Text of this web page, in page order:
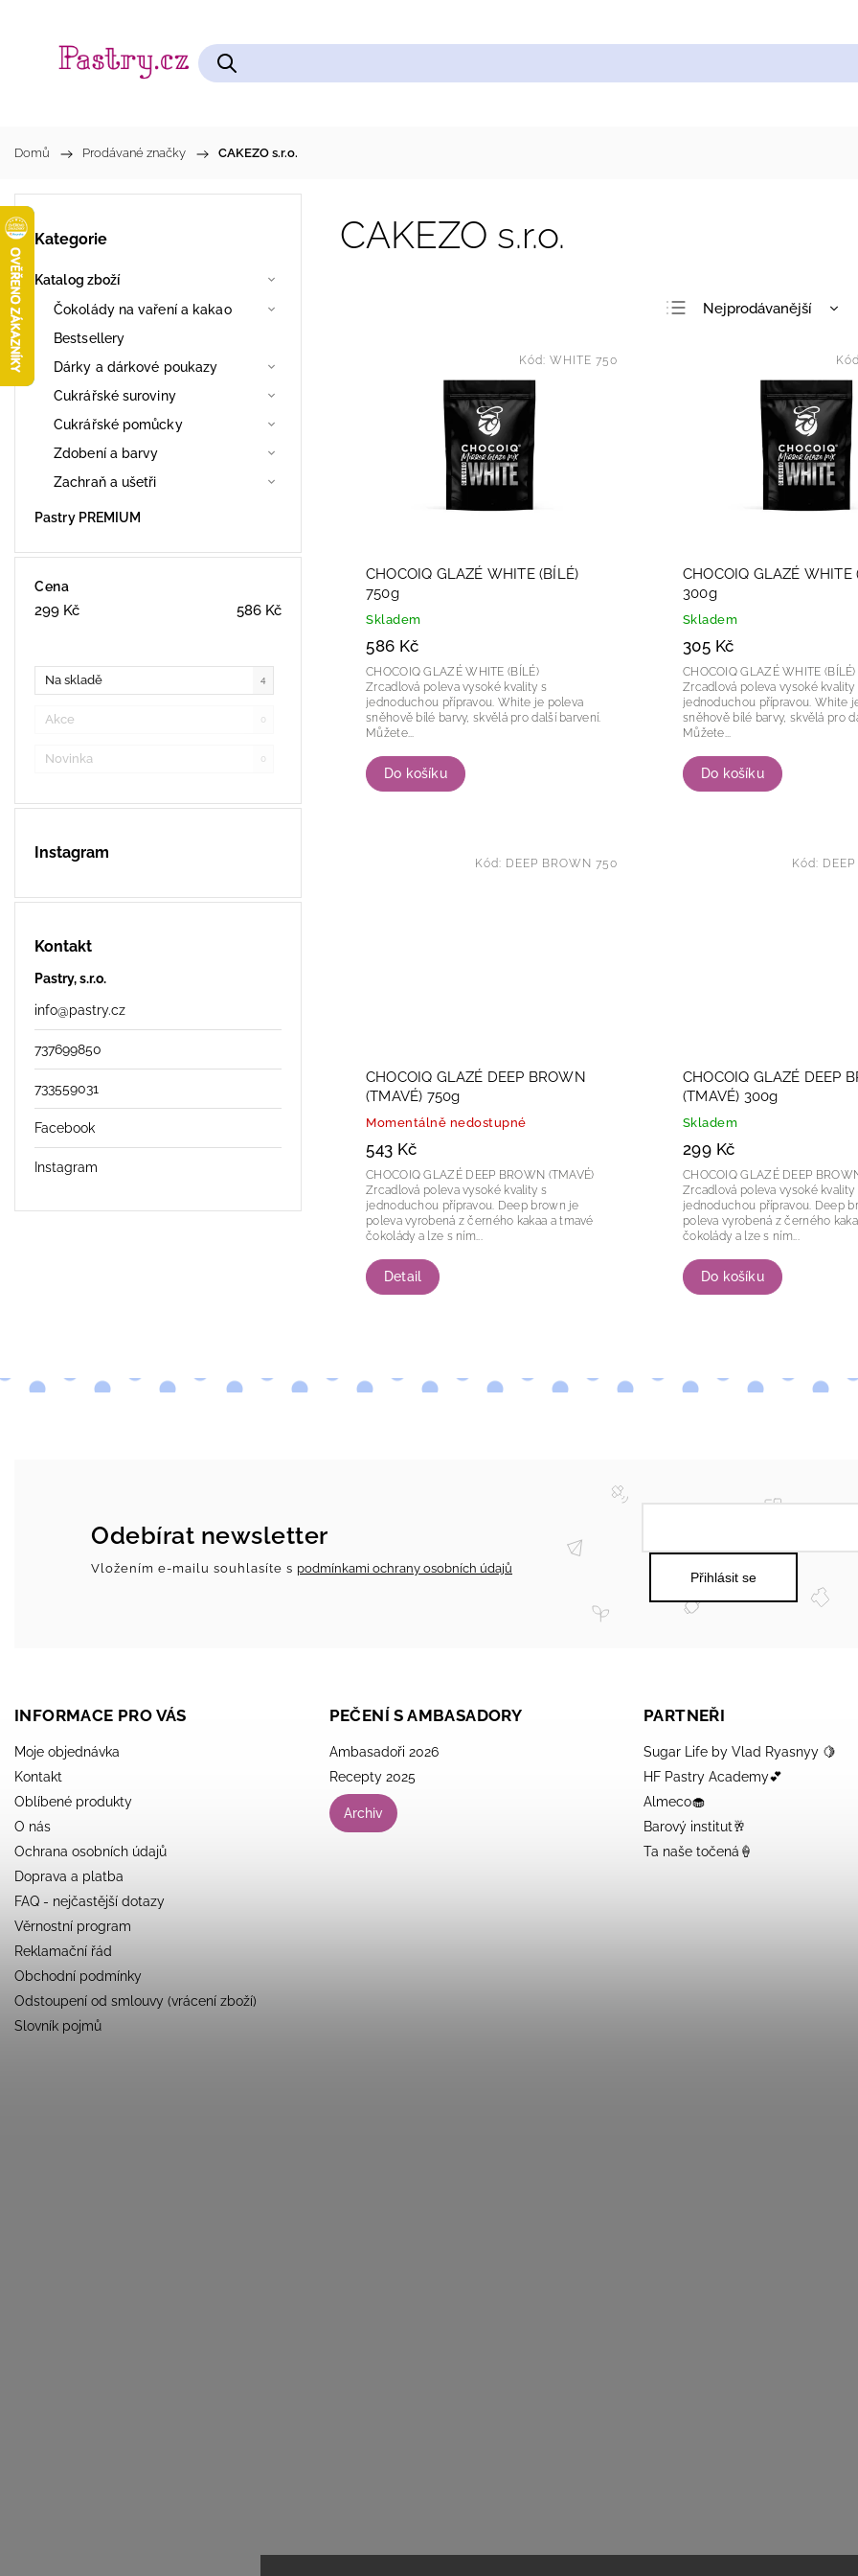
Domů / Prodávané značky / CAKEZO s.r.o.
Kategorie
Katalog zboží
Čokolády na vaření a kakao
Bestsellery
Dárky a dárkové poukazy
Cukrářské suroviny
Cukrářské pomůcky
Zdobení a barvy
Zachraň a ušetři
Pastry PREMIUM
Cena
299 Kč 586 Kč
Na skladě 4
Akce 0
Novinka 0
Instagram
Kontakt
Pastry, s.r.o.
info@pastry.cz
737699850
733559031
Facebook
Instagram
CAKEZO s.r.o.
Nejprodávanější
Abecedně
CHOCOIQ GLAZÉ WHITE (BÍLÉ)
750g
Skladem
586 Kč
Do košíku
CHOCOIQ GLAZÉ WHITE (BÍLÉ)
Zrcadlová poleva vysoké kvality s
jednoduchou přípravou. White je poleva
sněhově bílé barvy, skvělá pro další barvení.
Můžete...
Kód: WHITE 750
CHOCOIQ GLAZÉ WHITE
300g
Skladem
305 Kč
Do košíku
CHOCOIQ GLAZÉ WHITE (BÍLÉ)
Zrcadlová poleva vysoké kvality
jednoduchou přípravou. White je poleva
sněhově bílé barvy, skvělá pro
Můžete...
CHOCOIQ GLAZÉ DEEP BROWN
(TMAVÉ) 750g
Momentálně nedostupné
543 Kč
Detail
CHOCOIQ GLAZÉ DEEP BROWN (TMAVÉ)
Zrcadlová poleva vysoké kvality s
jednoduchou přípravou. Deep brown je
poleva vyrobená z černého kakaa a tmavé
čokolády a lze s ním...
Kód: DEEP BROWN 750
CHOCOIQ GLAZÉ DEEP
(TMAVÉ) 300g
Skladem
299 Kč
Do košíku
CHOCOIQ GLAZÉ DEEP
Zrcadlová poleva vysoké kvality
jednoduchou přípravou. Deep brown je
poleva vyrobená z černého
čokolády a lze s ním...
Kód:
Odebírat newsletter
Vložením e-mailu souhlasíte s podmínkami ochrany osobních údajů
Přihlásit se
INFORMACE PRO VÁS
Moje objednávka
Kontakt
Oblíbené produkty
O nás
Ochrana osobních údajů
Doprava a platba
FAQ - nejčastější dotazy
Věrnostní program
Reklamační řád
Obchodní podmínky
Odstoupení od smlouvy (vrácení zboží)
Slovník pojmů
PEČENÍ S AMBASADORY
Ambasadoři 2026
Recepty 2025
Archiv
PARTNEŘI
Sugar Life by Vlad Ryasnyy 🍋
HF Pastry Academy💕
Almeco🧁
Barový institut🥂
Ta naše točená🍦